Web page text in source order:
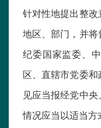
针对性地提出整
地区、部门，并
纪委国家监委、
区、直辖市党委
见应当报经党中
情况应当以适当方